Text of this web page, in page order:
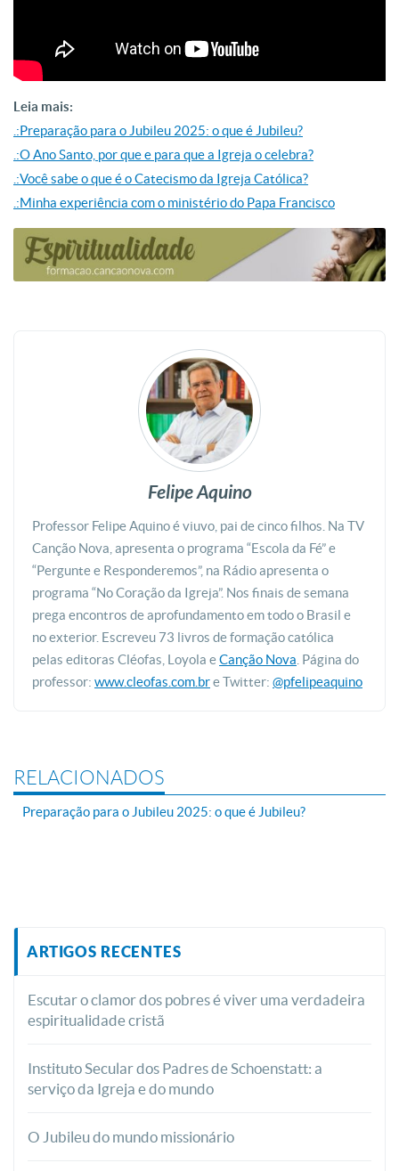
Leia mais:
.:Preparação para o Jubileu 2025: o que é Jubileu?
.:O Ano Santo, por que e para que a Igreja o celebra?
.:Você sabe o que é o Catecismo da Igreja Católica?
.:Minha experiência com o ministério do Papa Francisco
Felipe Aquino
Professor Felipe Aquino é viuvo, pai de cinco filhos. Na TV
Canção Nova, apresenta o programa “Escola da Fé” e
“Pergunte e Responderemos”, na Rádio apresenta o
programa “No Coração da Igreja”. Nos finais de semana
prega encontros de aprofundamento em todo o Brasil e
no exterior. Escreveu 73 livros de formação católica
pelas editoras Cléofas, Loyola eCanção Nova . Página do
professor: www.cleofas.com.bre Twitter: @pfelipeaquino
RELACIONADOS
Preparação para o Jubileu 2025: o que é Jubileu?
ARTIGOS RECENTES
Escutar o clamor dos pobres é viver uma verdadeira
espiritualidade cristã
Instituto Secular dos Padres de Schoenstatt: a
serviço da Igreja e do mundo
O Jubileu do mundo missionário